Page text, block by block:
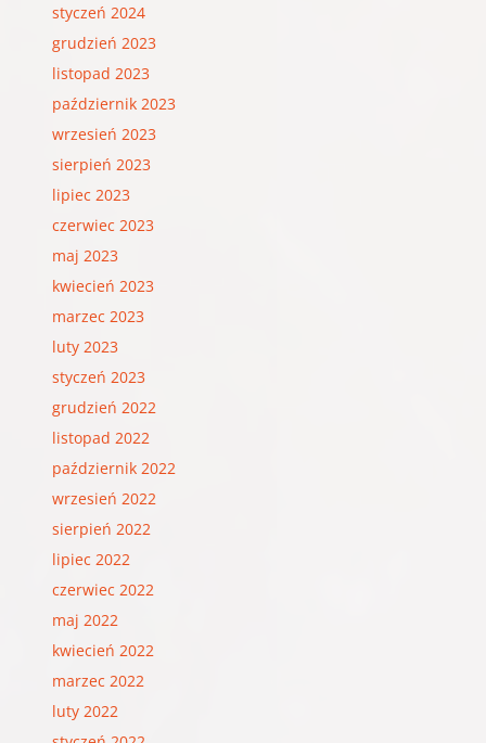
styczeń 2024
grudzień 2023
listopad 2023
październik 2023
wrzesień 2023
sierpień 2023
lipiec 2023
czerwiec 2023
maj 2023
kwiecień 2023
marzec 2023
luty 2023
styczeń 2023
grudzień 2022
listopad 2022
październik 2022
wrzesień 2022
sierpień 2022
lipiec 2022
czerwiec 2022
maj 2022
kwiecień 2022
marzec 2022
luty 2022